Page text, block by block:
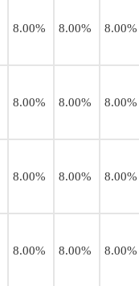
8.00% 8.00% 8.00%
8.00% 8.00% 8.00%
8.00% 8.00% 8.00%
8.00% 8.00% 8.00%